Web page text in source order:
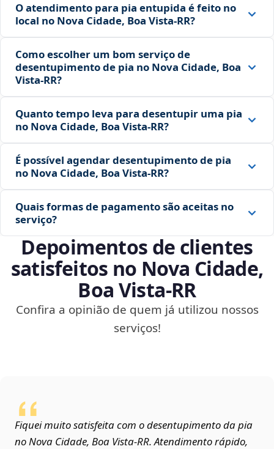
O atendimento para pia entupida é feito no
local no Nova Cidade, Boa Vista‑RR?
Como escolher um bom serviço de
desentupimento de pia no Nova Cidade, Boa
Vista‑RR?
Quanto tempo leva para desentupir uma pia
no Nova Cidade, Boa Vista‑RR?
É possível agendar desentupimento de pia
no Nova Cidade, Boa Vista‑RR?
Quais formas de pagamento são aceitas no
serviço?
Depoimentos de clientes
satisfeitos no Nova Cidade,
Boa Vista‑RR
Confira a opinião de quem já utilizou nossos
serviços!
Fiquei muito satisfeita com o desentupimento da pia
no Nova Cidade, Boa Vista‑RR. Atendimento rápido,